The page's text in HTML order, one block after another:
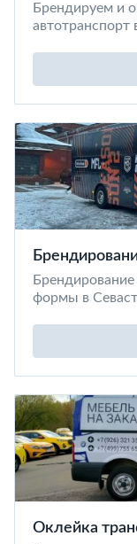
Брендируем и
автотранспорт
формы в
Оклейка